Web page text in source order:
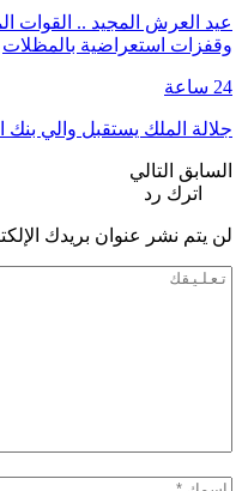
عيد العرش المجيد .. القوات
وقفزات استعراضية بالمظلات
24 ساعة
جلالة الملك يستقبل والي بنك
السابق التالي
اترك رد
لن يتم نشر عنوان بريدك